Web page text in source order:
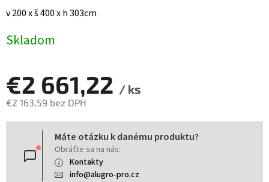
v 200 x š 400 x h 303cm
Skladom
€2 661,22 / ks
€2 163,59 bez DPH
Jednotková
Máte otázku k danému produktu?
Obráťte sa na nás:
Kontakty
info@alugro-pro.cz